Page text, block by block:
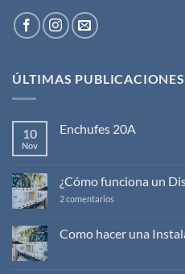
ÚLTIMAS PUBLICACIONES
10
Nov
Enchufes 20A
en
Enchufes
20A
¿Cómo funciona un
2 comentarios
Disyuntor
Como hacer una